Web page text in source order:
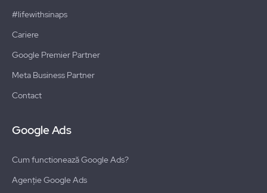
#lifewithsinaps
Cariere
Google Premier Partner
Meta Business Partner
Contact
Google Ads
Cum functionează Google Ads?
Agenție Google Ads